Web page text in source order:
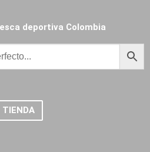
deportiva Colombia
TIENDA